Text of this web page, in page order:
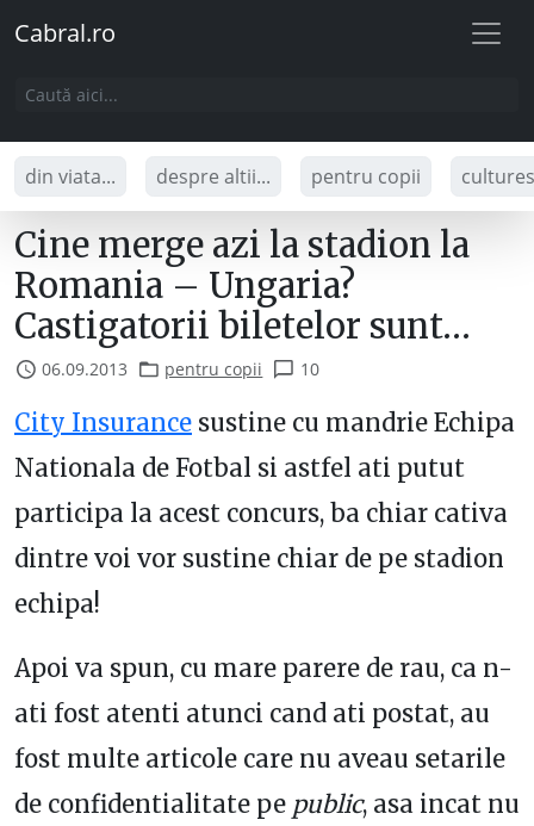
Cabral.ro
din viata... despre altii... pentru copii
Cine merge azi la stadion la
Romania – Ungaria?
Castigatorii biletelor sunt…
06.09.2013 pentru copii 10
City Insurance sustine cu mandrie Echipa
Nationala de Fotbal si astfel ati putut
participa la acest concurs, ba chiar cativa
dintre voi vor sustine chiar de pe stadion
echipa!
Apoi va spun, cu mare parere de rau, ca n-
ati fost atenti atunci cand ati postat, au
fost multe articole care nu aveau setarile
de confidentialitate pe public, asa incat nu